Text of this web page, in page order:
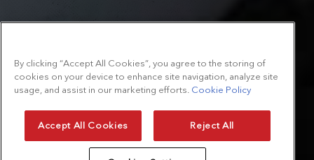
By clicking “Accept All Cookies”, you agree to the storing of
cookies on your device to enhance site navigation, analyze site
usage, and assist in our marketing efforts. Cookie Policy
Accept All Cookies Reject All